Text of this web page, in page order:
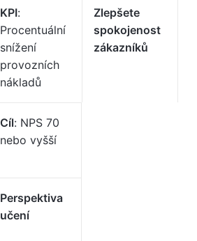
KPI:
Procentuální
snížení
provozních
nákladů
Zlepšete
spokojenost
zákazníků
Cíl: NPS 70
nebo vyšší
Perspektiva
učení